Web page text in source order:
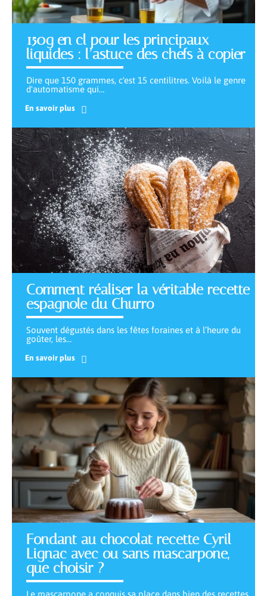
150g en cl pour les principaux
liquides : l’astuce des chefs à copier
Dire que 150 grammes, c'est 15 centilitres. Voilà le genre
d'automatisme qui…
En savoir plus
Comment réaliser la véritable recette
espagnole du Churro
Souvent dégustés dans les fêtes foraines et à l’heure du
goûter, les…
En savoir plus
Fondant au chocolat recette Cyril
Lignac avec ou sans mascarpone,
que choisir ?